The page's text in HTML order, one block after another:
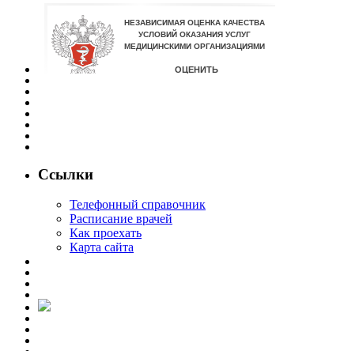
Ссылки
Телефонный справочник
Расписание врачей
Как проехать
Карта сайта